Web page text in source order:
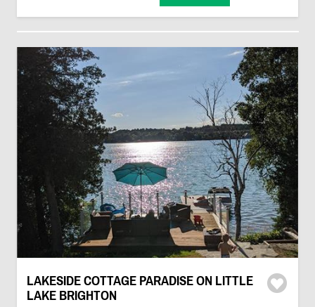
LAKESIDE COTTAGE PARADISE ON LITTLE
LAKE BRIGHTON